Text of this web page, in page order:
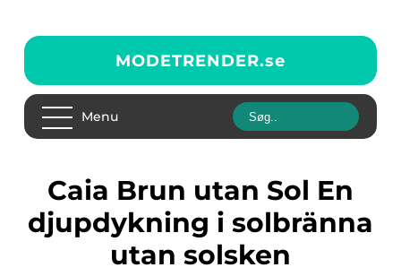
MODETRENDER.se
Menu
Caia Brun utan Sol En
djupdykning i solbränna
utan solsken